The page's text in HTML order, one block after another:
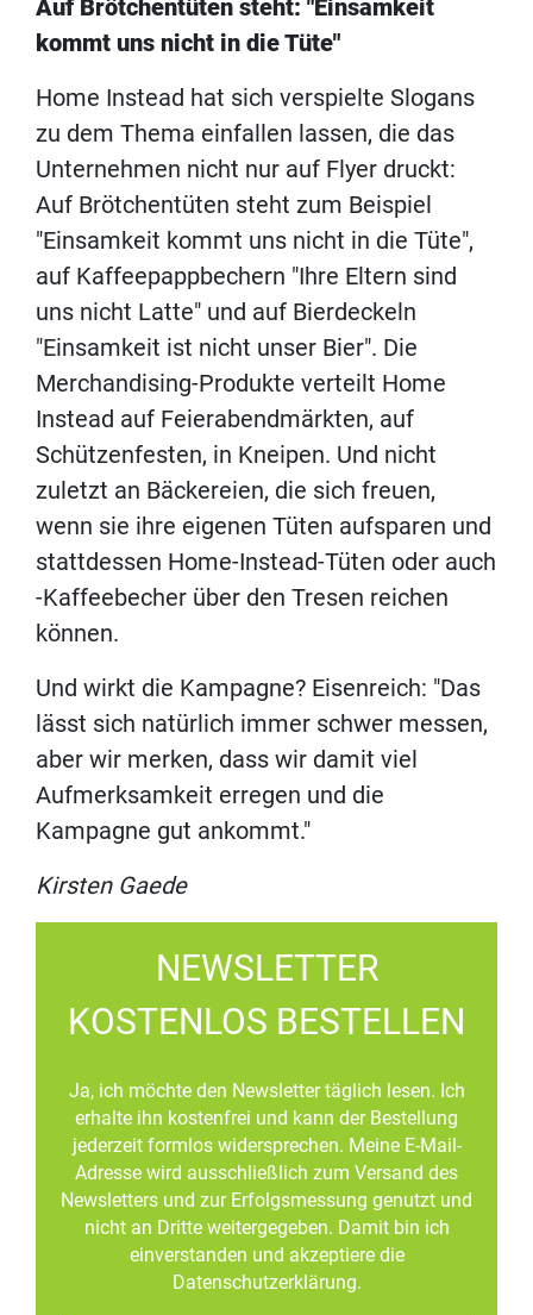
Auf Brötchentüten steht: "Einsamkeit
kommt uns nicht in die Tüte"
Home Instead hat sich verspielte Slogans
zu dem Thema einfallen lassen, die das
Unternehmen nicht nur auf Flyer druckt:
Auf Brötchentüten steht zum Beispiel
"Einsamkeit kommt uns nicht in die Tüte",
auf Kaffeepappbechern "Ihre Eltern sind
uns nicht Latte" und auf Bierdeckeln
"Einsamkeit ist nicht unser Bier". Die
Merchandising-Produkte verteilt Home
Instead auf Feierabendmärkten, auf
Schützenfesten, in Kneipen. Und nicht
zuletzt an Bäckereien, die sich freuen,
wenn sie ihre eigenen Tüten aufsparen und
stattdessen Home-Instead-Tüten oder auch
-Kaffeebecher über den Tresen reichen
können.
Und wirkt die Kampagne? Eisenreich: "Das
lässt sich natürlich immer schwer messen,
aber wir merken, dass wir damit viel
Aufmerksamkeit erregen und die
Kampagne gut ankommt."
Kirsten Gaede
NEWSLETTER
KOSTENLOS BESTELLEN
Ja, ich möchte den Newsletter täglich lesen. Ich
erhalte ihn kostenfrei und kann der Bestellung
jederzeit formlos widersprechen. Meine E-Mail-
Adresse wird ausschließlich zum Versand des
Newsletters und zur Erfolgsmessung genutzt und
nicht an Dritte weitergegeben. Damit bin ich
einverstanden und akzeptiere die
Datenschutzerklärung.